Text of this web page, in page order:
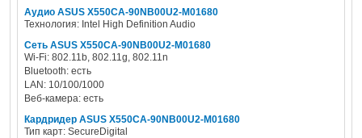
Аудио ASUS X550CA-90NB00U2-M01680
Технология: Intel High Definition Audio
Сеть ASUS X550CA-90NB00U2-M01680
Wi-Fi: 802.11b, 802.11g, 802.11n
Bluetooth: есть
LAN: 10/100/1000
Веб-камера: есть
Кардридер ASUS X550CA-90NB00U2-M01680
Тип карт: SecureDigital